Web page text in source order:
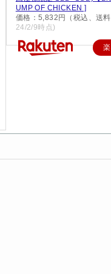
UMP OF CHICKEN ]
価格：5,832円（税込、送
24/2/9時点)